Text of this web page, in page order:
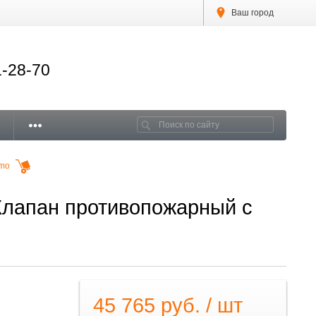
Ваш город
28-70
противопожарный с
45 765 руб. / шт